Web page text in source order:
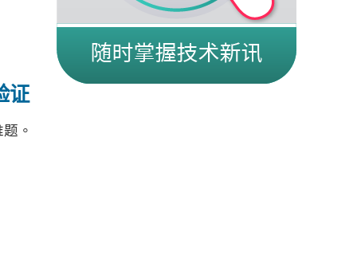
证
。